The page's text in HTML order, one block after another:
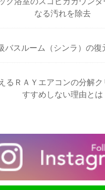
なる汚れを除去
バスルーム（シンラ）の復
るＲＡＹエアコンの分解
すすめしない理由とは